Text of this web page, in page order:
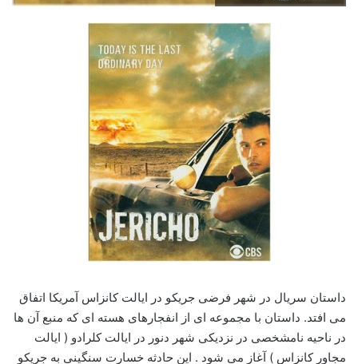
داستان سریال در شهر فرضی جریکو در ایالت کانزاس آمریکا اتفاق
می افتد. داستان با مجموعه ای از انفجارهای هسته ای که منبع آن ها
در ناحیه نامشخصی در نزدیکی شهر دنور در ایالت کلرادو ( ایالت
مجاور کانزاس ) آغاز می شود . این حادثه خسارت سنگینی به جریکو